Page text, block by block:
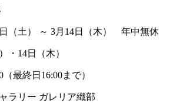
日（土） ～ 3月14日（木） 年中無休
・14日（木）
（最終日16:00まで）
ラリー ガレリア織部